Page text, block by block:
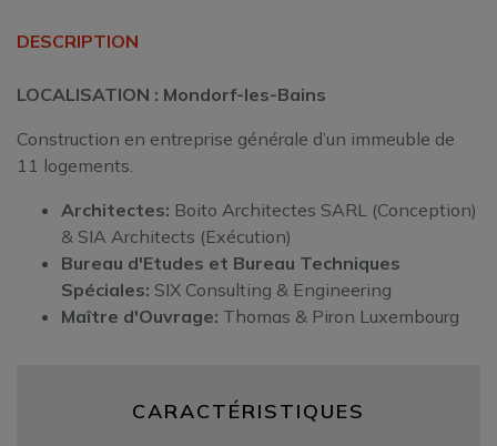
DESCRIPTION
LOCALISATION : Mondorf-les-Bains
Construction en entreprise générale d’un immeuble de
11 logements.
Architectes: Boito Architectes SARL (Conception)
& SIA Architects (Exécution)
Bureau d'Etudes et Bureau Techniques
Spéciales: SIX Consulting & Engineering
Maître d'Ouvrage: Thomas & Piron Luxembourg
CARACTÉRISTIQUES